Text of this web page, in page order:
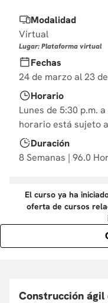
Modalidad
Virtual
Lugar: Plataforma virtual
Fechas
24 de marzo al 23
Horario
Lunes de 5:30 p.m.
horario está sujeto
Duración
8 Semanas | 96.0
El curso ya ha
oferta de cursos
Construcción ágil